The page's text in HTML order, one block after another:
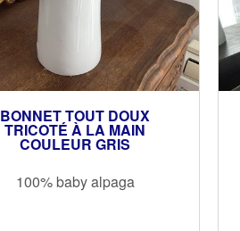
BONNET TOUT DOUX
TRICOTÉ À LA MAIN
COULEUR GRIS
100% baby alpaga